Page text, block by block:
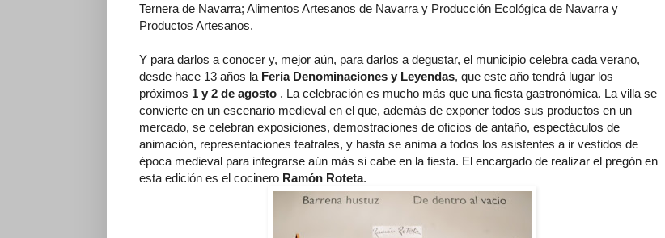
Ternera de Navarra; Alimentos Artesanos de Navarra y Producción Ecológica de Navarra y
Productos Artesanos.
Y para darlos a conocer y, mejor aún, para darlos a degustar, el municipio celebra cada verano,
desde hace 13 años la Feria Denominaciones y Leyendas, que este año tendrá lugar los
próximos 1 y 2 de agosto . La celebración es mucho más que una fiesta gastronómica. La villa se
convierte en un escenario medieval en el que, además de exponer todos sus productos en un
mercado, se celebran exposiciones, demostraciones de oficios de antaño, espectáculos de
animación, representaciones teatrales, y hasta se anima a todos los asistentes a ir vestidos de
época medieval para integrarse aún más si cabe en la fiesta. El encargado de realizar el pregón en
esta edición es el cocinero Ramón Roteta.